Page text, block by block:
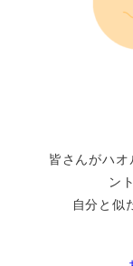
皆さんがハ
ン
自分と似